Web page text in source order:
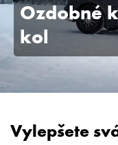
Ozdobné
kol
Vylepšete